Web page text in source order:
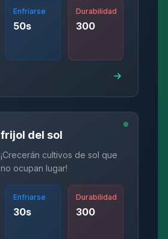
Enfriarse
50s
Durabilidad
300
frijol del sol
¡Crecerán cultivos de sol que
no ocupan lugar!
Enfriarse
30s
Durabilidad
300